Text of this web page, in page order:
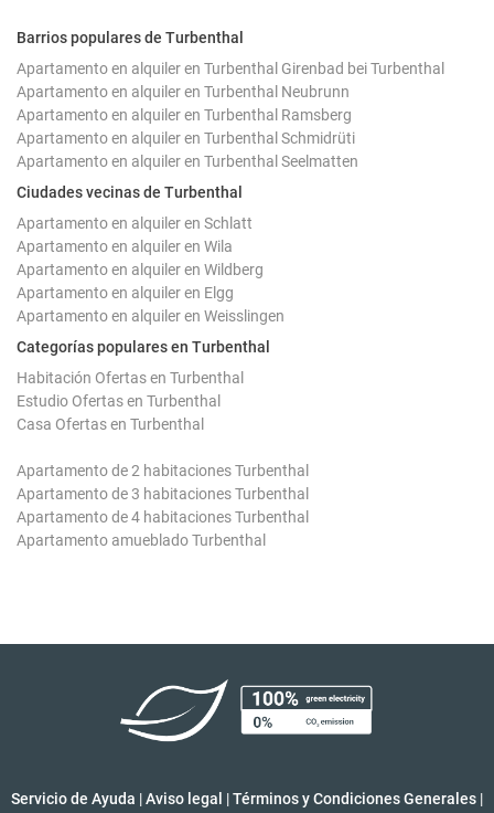
Barrios populares de Turbenthal
Apartamento en alquiler en Turbenthal Girenbad bei Turbenthal
Apartamento en alquiler en Turbenthal Neubrunn
Apartamento en alquiler en Turbenthal Ramsberg
Apartamento en alquiler en Turbenthal Schmidrüti
Apartamento en alquiler en Turbenthal Seelmatten
Ciudades vecinas de Turbenthal
Apartamento en alquiler en Schlatt
Apartamento en alquiler en Wila
Apartamento en alquiler en Wildberg
Apartamento en alquiler en Elgg
Apartamento en alquiler en Weisslingen
Categorías populares en Turbenthal
Habitación Ofertas en Turbenthal
Estudio Ofertas en Turbenthal
Casa Ofertas en Turbenthal
Apartamento de 2 habitaciones Turbenthal
Apartamento de 3 habitaciones Turbenthal
Apartamento de 4 habitaciones Turbenthal
Apartamento amueblado Turbenthal
Servicio de Ayuda |Aviso legal |Términos y Condiciones Generales |